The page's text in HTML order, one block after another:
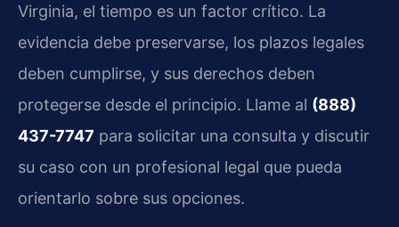
Virginia, el tiempo es un factor crítico. La
evidencia debe preservarse, los plazos legales
deben cumplirse, y sus derechos deben
protegerse desde el principio. Llame al (888)
437-7747 para solicitar una consulta y discutir
su caso con un profesional legal que pueda
orientarlo sobre sus opciones.